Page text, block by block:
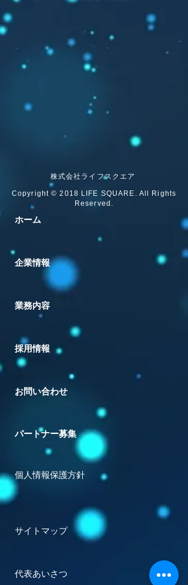
株式会社ライフスクエア
Copyright © 2018 LIFE SQUARE. All Rights
Reserved.
ホーム
企業情報
業務内容
採用情報
お問い合わせ
パートナー募集
個人情報保護方針
サイトマップ
代表あいさつ